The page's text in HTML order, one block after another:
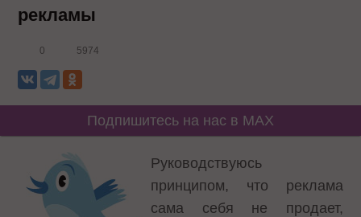
рекламы
0 5974
Подпишитесь на нас в MAX
Руководствуюсь
принципом, что реклама
сама себя не продает,